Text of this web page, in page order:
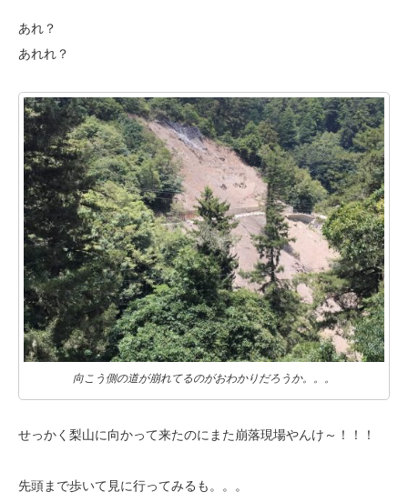
あれ？
あれれ？
向こう側の道が崩れてるのがおわかりだろうか。。。
せっかく梨山に向かって来たのにまた崩落現場やんけ～！！！
先頭まで歩いて見に行ってみるも。。。